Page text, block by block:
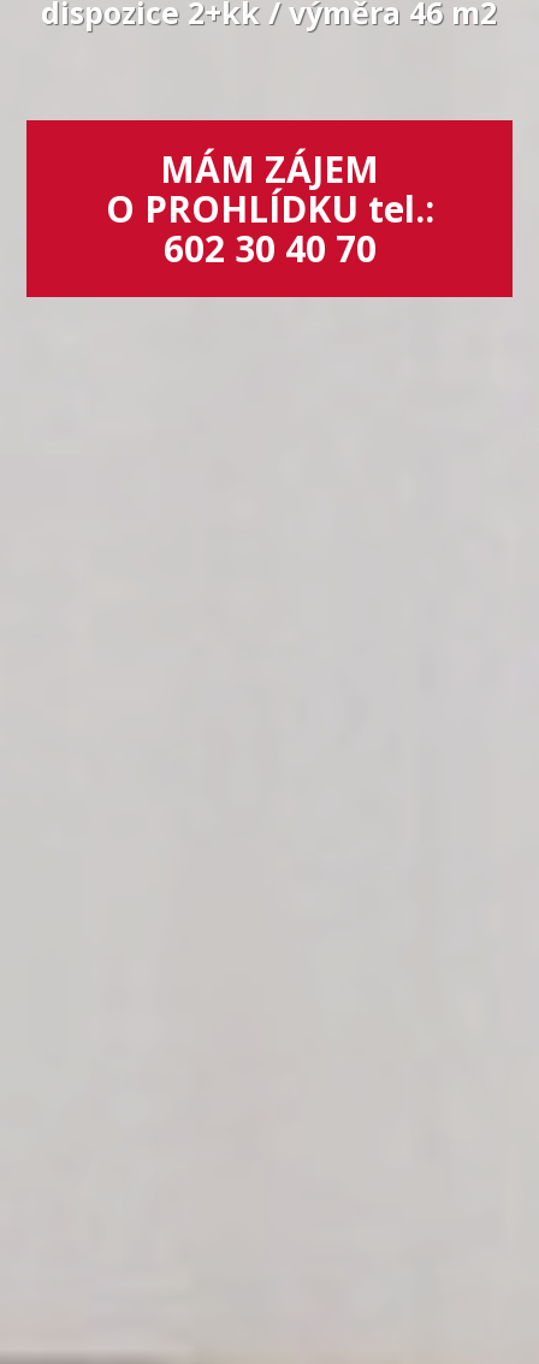
dispozice 2+kk / výměra 46 m2
MÁM ZÁJEM
O PROHLÍDKU tel.:
602 30 40 70